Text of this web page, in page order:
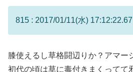
815 : 2017/01/11(水)
膝使えるし草格闘辺りか？アマー
初代の頃は草に毒付きまくってて